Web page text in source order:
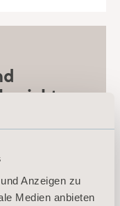
Anzeigen zu
Medien anbieten
Umwelt,
im Jahres-
2024.